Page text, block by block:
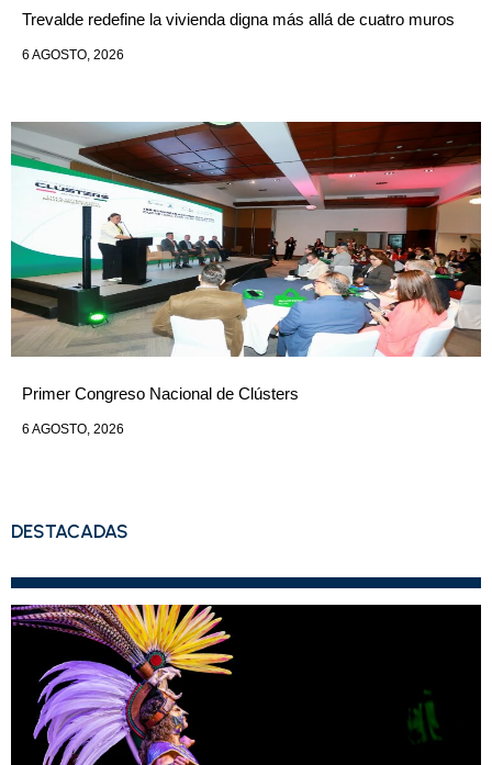
Trevalde redefine la vivienda digna más allá de cuatro muros
6 AGOSTO, 2026
Primer Congreso Nacional de Clústers
6 AGOSTO, 2026
DESTACADAS